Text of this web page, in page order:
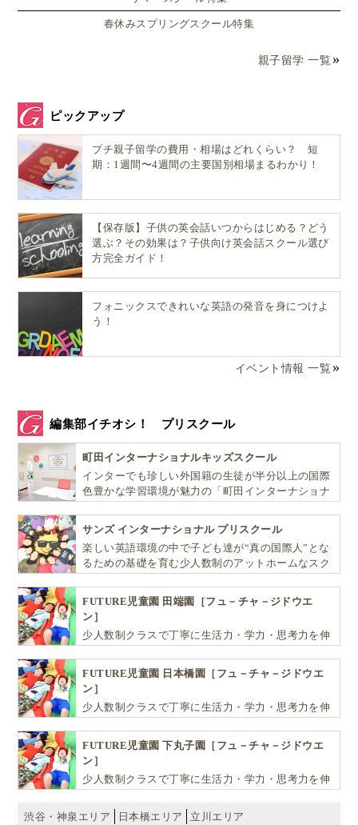
春休みスプリングスクール特集
親子留学 一覧
ピックアップ
プチ親子留学の費用・相場はどれくらい？ 短
期：1週間〜4週間の主要国別相場まるわかり！
【保存版】子供の英会話いつからはじめる？どう
選ぶ？その効果は？子供向け英会話スクール選び
方完全ガイド！
フォニックスできれいな英語の発音を身につけよ
う！
イベント情報 一覧
編集部イチオシ！ プリスクール
町田インターナショナルキッズスクール
インターでも珍しい外国籍の生徒が半分以上の国際
色豊かな学習環境が魅力の「町田インターナショナ
サンズ インターナショナル プリスクール
楽しい英語環境の中で子ども達が“真の国際人”とな
るための基礎を育む少人数制のアットホームなスク
FUTURE児童園 田端園［フュ－チャ－ジドウエ
ン］
少人数制クラスで丁寧に生活力・学力・思考力を伸
FUTURE児童園 日本橋園［フュ－チャ－ジドウエ
ン］
少人数制クラスで丁寧に生活力・学力・思考力を伸
FUTURE児童園 下丸子園［フュ－チャ－ジドウエ
ン］
少人数制クラスで丁寧に生活力・学力・思考力を伸
渋谷・神泉エリア
日本橋エリア
立川エリア